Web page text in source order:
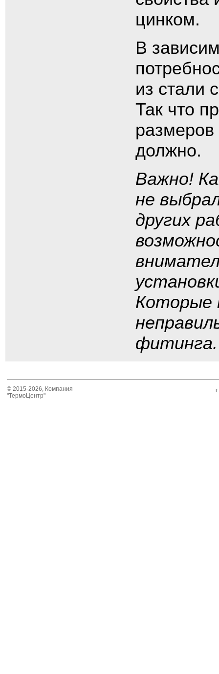
цинком.
В
из стали
Так что
размеров
должно.
Важно!
не
других
Которые
фитинга.
© 2015-2026, Компания
"ТермоЦентр"